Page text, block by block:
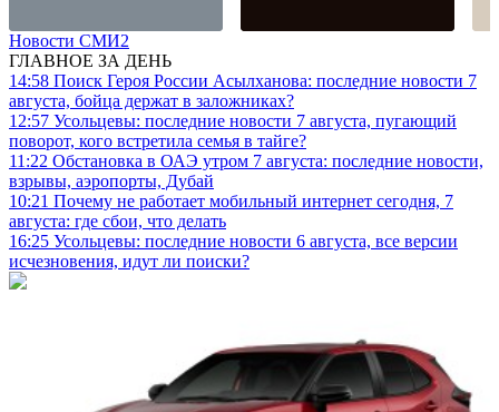
Новости СМИ2
ГЛАВНОЕ ЗА ДЕНЬ
14:58 Поиск Героя России Асылханова: последние новости 7
августа, бойца держат в заложниках?
12:57 Усольцевы: последние новости 7 августа, пугающий
поворот, кого встретила семья в тайге?
11:22 Обстановка в ОАЭ утром 7 августа: последние новости,
взрывы, аэропорты, Дубай
10:21 Почему не работает мобильный интернет сегодня, 7
августа: где сбои, что делать
16:25 Усольцевы: последние новости 6 августа, все версии
исчезновения, идут ли поиски?